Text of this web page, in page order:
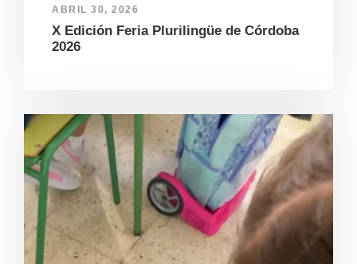
ABRIL 30, 2026
X Edición Feria Plurilingüe de Córdoba
2026